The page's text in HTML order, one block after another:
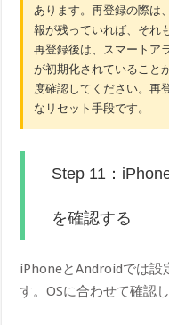
あります。再登録の際は
報が残っていれば、それ
再登録後は、スマートア
が初期化されていること
度確認してください。再
なリセット手段です。
Step 11：
を確認する
iPhoneとAndroidでは設
す。OSに合わせて確認し